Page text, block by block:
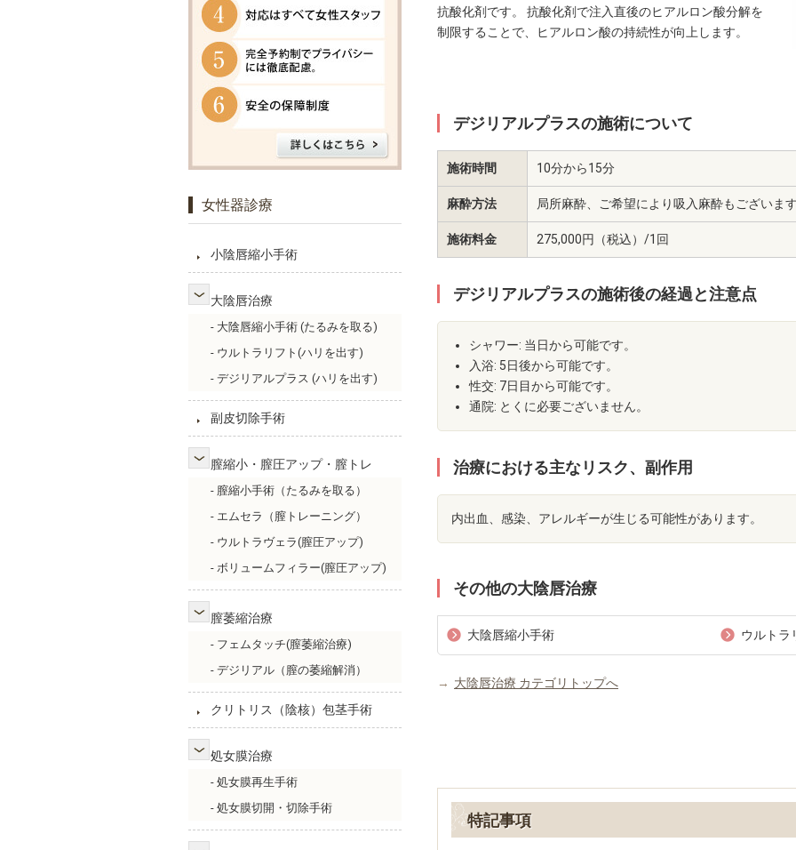
抗酸化剤です。 抗酸化剤で注入直後のヒアルロン酸分解を
制限することで、ヒアルロン酸の持続性が向上します。
デジリアルプラスの施術について
施術時間 10分から15分
麻酔方法 局所麻酔、ご希望により吸入麻酔もございま
施術料金 275,000円（税込）/1回
デジリアルプラスの施術後の経過と注意点
シャワー: 当日から可能です。
入浴: 5日後から可能です。
性交: 7日目から可能です。
通院: とくに必要ございません。
治療における主なリスク、副作用
内出血、感染、アレルギーが生じる可能性があります。
その他の大陰唇治療
大陰唇縮小手術 ウルトラ
→ 大陰唇治療 カテゴリトップへ
特記事項
女性器診療
小陰唇縮小手術
大陰唇治療
- 大陰唇縮小手術 (たるみを取る)
- ウルトラリフト(ハリを出す)
- デジリアルプラス (ハリを出す)
副皮切除手術
膣縮小・膣圧アップ・膣トレ
- 膣縮小手術（たるみを取る）
- エムセラ（膣トレーニング）
- ウルトラヴェラ(膣圧アップ)
- ボリュームフィラー(膣圧アップ)
膣萎縮治療
- フェムタッチ(膣萎縮治療)
- デジリアル（膣の萎縮解消）
クリトリス（陰核）包茎手術
処女膜治療
- 処女膜再生手術
- 処女膜切開・切除手術